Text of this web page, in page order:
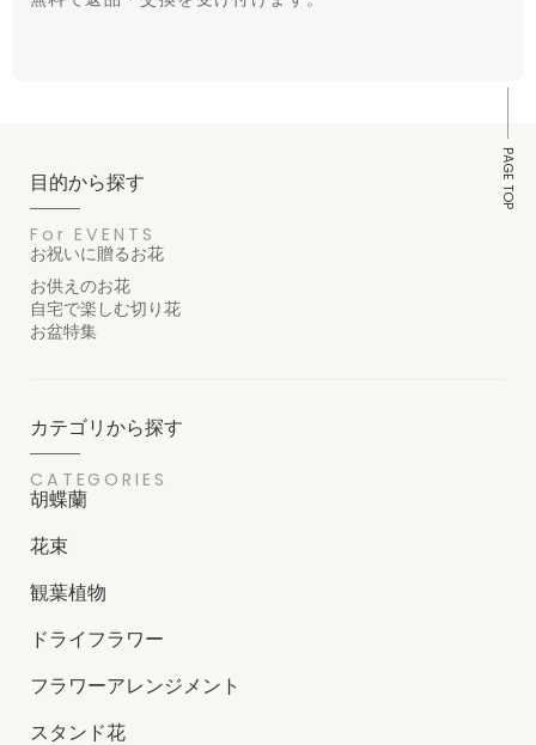
PAGE TOP
目的から探す
For EVENTS
お祝いに贈るお花
お供えのお花
自宅で楽しむ切り花
お盆特集
カテゴリから探す
CATEGORIES
胡蝶蘭
花束
観葉植物
ドライフラワー
フラワーアレンジメント
スタンド花